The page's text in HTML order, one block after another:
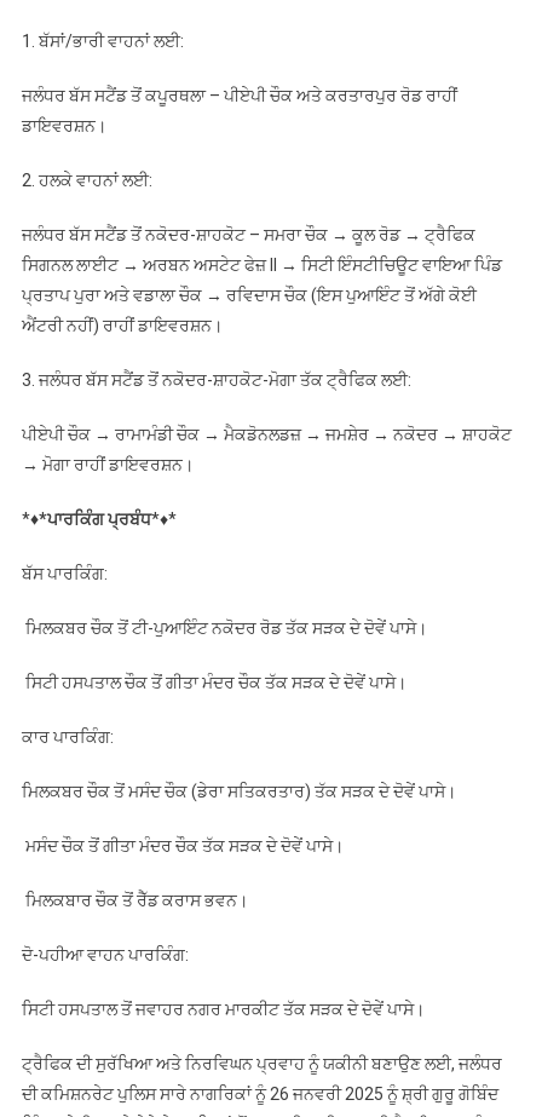
1. ਬੱਸਾਂ/ਭਾਰੀ ਵਾਹਨਾਂ ਲਈ:
ਜਲੰਧਰ ਬੱਸ ਸਟੈਂਡ ਤੋਂ ਕਪੂਰਥਲਾ – ਪੀਏਪੀ ਚੌਕ ਅਤੇ ਕਰਤਾਰਪੁਰ ਰੋਡ ਰਾਹੀਂ
ਡਾਇਵਰਸ਼ਨ।
2. ਹਲਕੇ ਵਾਹਨਾਂ ਲਈ:
ਜਲੰਧਰ ਬੱਸ ਸਟੈਂਡ ਤੋਂ ਨਕੋਦਰ-ਸ਼ਾਹਕੋਟ – ਸਮਰਾ ਚੌਕ → ਕੂਲ ਰੋਡ → ਟ੍ਰੈਫਿਕ
ਸਿਗਨਲ ਲਾਈਟ → ਅਰਬਨ ਅਸਟੇਟ ਫੇਜ਼ II → ਸਿਟੀ ਇੰਸਟੀਚਿਊਟ ਵਾਇਆ ਪਿੰਡ
ਪ੍ਰਤਾਪ ਪੁਰਾ ਅਤੇ ਵਡਾਲਾ ਚੌਕ → ਰਵਿਦਾਸ ਚੌਕ (ਇਸ ਪੁਆਇੰਟ ਤੋਂ ਅੱਗੇ ਕੋਈ
ਐਂਟਰੀ ਨਹੀਂ) ਰਾਹੀਂ ਡਾਇਵਰਸ਼ਨ।
3. ਜਲੰਧਰ ਬੱਸ ਸਟੈਂਡ ਤੋਂ ਨਕੋਦਰ-ਸ਼ਾਹਕੋਟ-ਮੋਗਾ ਤੱਕ ਟ੍ਰੈਫਿਕ ਲਈ:
ਪੀਏਪੀ ਚੌਕ → ਰਾਮਾਮੰਡੀ ਚੌਕ → ਮੈਕਡੋਨਲਡਜ਼ → ਜਮਸ਼ੇਰ → ਨਕੋਦਰ → ਸ਼ਾਹਕੋਟ
→ ਮੋਗਾ ਰਾਹੀਂ ਡਾਇਵਰਸ਼ਨ।
*♦︎*ਪਾਰਕਿੰਗ ਪ੍ਰਬੰਧ*♦︎*
ਬੱਸ ਪਾਰਕਿੰਗ:
ਮਿਲਕਬਰ ਚੌਕ ਤੋਂ ਟੀ-ਪੁਆਇੰਟ ਨਕੋਦਰ ਰੋਡ ਤੱਕ ਸੜਕ ਦੇ ਦੋਵੇਂ ਪਾਸੇ।
ਸਿਟੀ ਹਸਪਤਾਲ ਚੌਕ ਤੋਂ ਗੀਤਾ ਮੰਦਰ ਚੌਕ ਤੱਕ ਸੜਕ ਦੇ ਦੋਵੇਂ ਪਾਸੇ।
ਕਾਰ ਪਾਰਕਿੰਗ:
ਮਿਲਕਬਰ ਚੌਕ ਤੋਂ ਮਸੰਦ ਚੌਕ (ਡੇਰਾ ਸਤਿਕਰਤਾਰ) ਤੱਕ ਸੜਕ ਦੇ ਦੋਵੇਂ ਪਾਸੇ।
ਮਸੰਦ ਚੌਕ ਤੋਂ ਗੀਤਾ ਮੰਦਰ ਚੌਕ ਤੱਕ ਸੜਕ ਦੇ ਦੋਵੇਂ ਪਾਸੇ।
ਮਿਲਕਬਾਰ ਚੌਕ ਤੋਂ ਰੈੱਡ ਕਰਾਸ ਭਵਨ।
ਦੋ-ਪਹੀਆ ਵਾਹਨ ਪਾਰਕਿੰਗ:
ਸਿਟੀ ਹਸਪਤਾਲ ਤੋਂ ਜਵਾਹਰ ਨਗਰ ਮਾਰਕੀਟ ਤੱਕ ਸੜਕ ਦੇ ਦੋਵੇਂ ਪਾਸੇ।
ਟ੍ਰੈਫਿਕ ਦੀ ਸੁਰੱਖਿਆ ਅਤੇ ਨਿਰਵਿਘਨ ਪ੍ਰਵਾਹ ਨੂੰ ਯਕੀਨੀ ਬਣਾਉਣ ਲਈ, ਜਲੰਧਰ
ਦੀ ਕਮਿਸ਼ਨਰੇਟ ਪੁਲਿਸ ਸਾਰੇ ਨਾਗਰਿਕਾਂ ਨੂੰ 26 ਜਨਵਰੀ 2025 ਨੂੰ ਸ਼੍ਰੀ ਗੁਰੂ ਗੋਬਿੰਦ